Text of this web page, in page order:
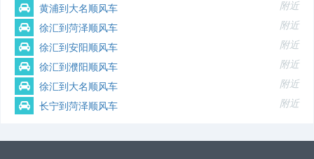
黄浦到大名顺风车 附近
徐汇到菏泽顺风车 附近
徐汇到安阳顺风车 附近
徐汇到濮阳顺风车 附近
徐汇到大名顺风车 附近
长宁到菏泽顺风车 附近